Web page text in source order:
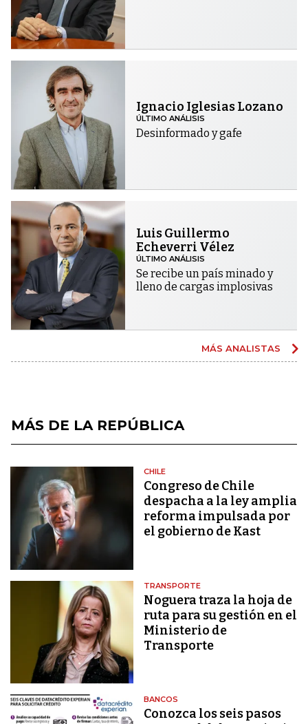
Ignacio Iglesias Lozano
ÚLTIMO ANÁLISIS
Desinformado y gafe
Luis Guillermo
Echeverri Vélez
ÚLTIMO ANÁLISIS
Se recibe un país minado y
lleno de cargas implosivas
MÁS ANALISTAS
MÁS DE LA REPÚBLICA
CHILE
Congreso de Chile
despacha a la ley amplia
reforma impulsada por
el gobierno de Kast
TRANSPORTE
Noguera traza la hoja de
ruta para su gestión en el
Ministerio de
Transporte
BANCOS
Conozca los seis pasos